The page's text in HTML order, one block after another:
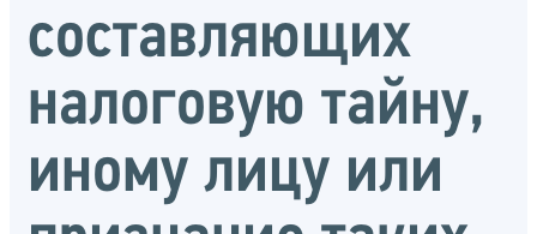
составляющих
налоговую тайну,
иному лицу или